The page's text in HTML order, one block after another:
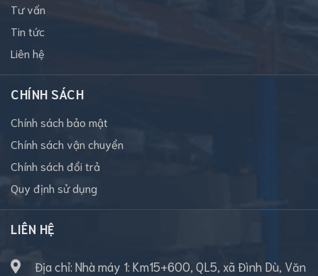
Tư vấn
Tin tức
Liên hệ
CHÍNH SÁCH
Chính sách bảo mật
Chính sách vận chuyển
Chính sách đổi trả
Quy định sử dụng
LIÊN HỆ
Địa chỉ: Nhà máy 1: Km15+600, QL5, xã Đình Dù, Văn